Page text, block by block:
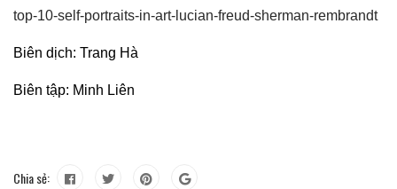
top-10-self-portraits-in-art-lucian-freud-sherman-rembrandt
Biên dịch: Trang Hà
Biên tập: Minh Liên
Chia sẻ: